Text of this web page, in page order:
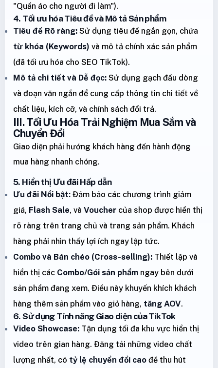
"Quần áo cho người đi làm").
4. Tối ưu hóa Tiêu đề và Mô tả Sản phẩm
Tiêu đề Rõ ràng: Sử dụng tiêu đề ngắn gọn, chứa
từ khóa (Keywords) và mô tả chính xác sản phẩm
(đã tối ưu hóa cho SEO TikTok).
Mô tả chi tiết và Dễ đọc: Sử dụng gạch đầu dòng
và đoạn văn ngắn để cung cấp thông tin chi tiết về
chất liệu, kích cỡ, và chính sách đổi trả.
III. Tối Ưu Hóa Trải Nghiệm Mua Sắm và
Chuyển Đổi
Giao diện phải hướng khách hàng đến hành động
mua hàng nhanh chóng.
5. Hiển thị Ưu đãi Hấp dẫn
Ưu đãi Nổi bật: Đảm bảo các chương trình giảm
giá, Flash Sale, và Voucher của shop được hiển thị
rõ ràng trên trang chủ và trang sản phẩm. Khách
hàng phải nhìn thấy lợi ích ngay lập tức.
Combo và Bán chéo (Cross-selling): Thiết lập và
hiển thị các Combo/Gói sản phẩm ngay bên dưới
sản phẩm đang xem. Điều này khuyến khích khách
hàng thêm sản phẩm vào giỏ hàng, tăng AOV.
6. Sử dụng Tính năng Giao diện của TikTok
Video Showcase: Tận dụng tối đa khu vực hiển thị
video trên gian hàng. Đăng tải những video chất
lượng nhất, có tỷ lệ chuyển đổi cao để thu hút